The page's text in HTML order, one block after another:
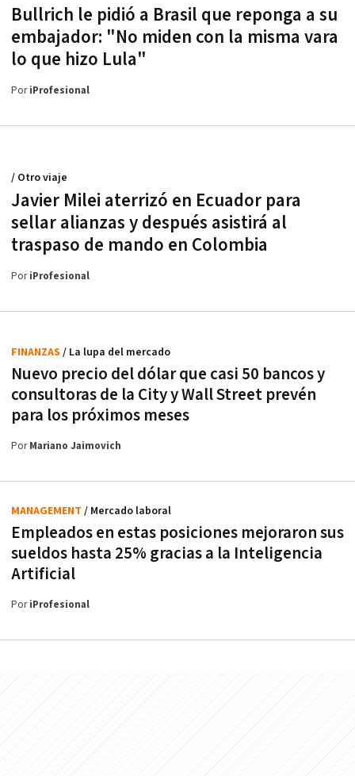
Bullrich le pidió a Brasil que reponga a su
embajador: "No miden con la misma vara
lo que hizo Lula"
PoriProfesional
Javier Milei aterrizó en Ecuador para
sellar alianzas y después asistirá al
traspaso de mando en Colombia
/ Otro viaje
PoriProfesional
Nuevo precio del dólar que casi 50 bancos y
consultoras de la City y Wall Street prevén
para los próximos meses
FINANZAS / La lupa del mercado
PorMariano Jaimovich
Empleados en estas posiciones mejoraron sus
sueldos hasta 25% gracias a la Inteligencia
Artificial
MANAGEMENT / Mercado laboral
PoriProfesional